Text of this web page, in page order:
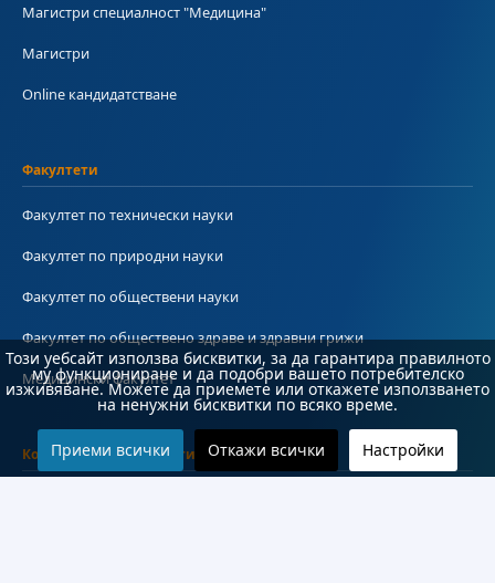
Магистри специалност "Медицина"
Магистри
Online кандидатстване
Факултети
Факултет по технически науки
Факултет по природни науки
Факултет по обществени науки
Факултет по обществено здраве и здравни грижи
Медицински факултет
Колежи и департаменти
Този уебсайт използва бисквитки, за да гарантира правилното
му функциониране и да подобри вашето потребителско
изживяване. Можете да приемете или откажете използването
на ненужни бисквитки по всяко време.
Приеми всички Откажи всички Настройки